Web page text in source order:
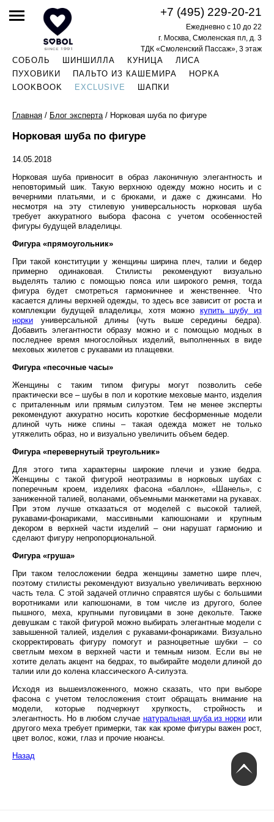
СОБОЛЬ ШИНШИЛЛА КУНИЦА
ЛИСА
ПУХОВИКИ
ПАЛЬТО ИЗ КАШЕМИРА
НОРКА
LOOKBOOK
EXCLUSIVE ШАПКИ
+7 (495) 229-20-21
Ежедневно с 10 до 22
г. Москва, Смоленская пл, д. 3
ТДК «Смоленский Пассаж», 3 этаж
Главная / Блог эксперта / Норковая шуба по фигуре
Норковая шуба по фигуре
14.05.2018
Норковая шуба привносит в образ лаконичную элегантность и
неповторимый шик. Такую верхнюю одежду можно носить и с
вечерними платьями, и с брюками, и даже с джинсами. Но
несмотря на эту стилевую универсальность норковая шуба
требует аккуратного выбора фасона с учетом особенностей
фигуры будущей владелицы.
Фигура «прямоугольник»
При такой конституции у женщины ширина плеч, талии и бедер
примерно одинаковая. Стилисты рекомендуют визуально
выделять талию с помощью пояса или широкого ремня, тогда
фигура будет смотреться гармоничнее и женственнее. Что
касается длины верхней одежды, то здесь все зависит от роста и
комплекции будущей владелицы, хотя можно купить шубу из
норки универсальной длины (чуть выше середины бедра).
Добавить элегантности образу можно и с помощью модных в
последнее время многослойных изделий, выполненных в виде
меховых жилетов с рукавами из плащевки.
Фигура «песочные часы»
Женщины с таким типом фигуры могут позволить себе
практически все – шубы в пол и короткие меховые манто, изделия
с приталенным или прямым силуэтом. Тем не менее эксперты
рекомендуют аккуратно носить короткие бесформенные модели
длиной чуть ниже спины – такая одежда может не только
утяжелить образ, но и визуально увеличить объем бедер.
Фигура «перевернутый треугольник»
Для этого типа характерны широкие плечи и узкие бедра.
Женщины с такой фигурой неотразимы в норковых шубах с
поперечным кроем, изделиях фасона «баллон», «Шанель», с
заниженной талией, воланами, объемными манжетами на рукавах.
При этом лучше отказаться от моделей с высокой талией,
рукавами-фонариками, массивными капюшонами и крупным
декором в верхней части изделий – они нарушат гармонию и
сделают фигуру непропорциональной.
Фигура «груша»
При таком телосложении бедра женщины заметно шире плеч,
поэтому стилисты рекомендуют визуально увеличивать верхнюю
часть тела. С этой задачей отлично справятся шубы с большими
воротниками или капюшонами, в том числе из другого, более
пышного, меха, крупными пуговицами в зоне декольте. Также
девушкам с такой фигурой можно выбирать элегантные модели с
завышенной талией, изделия с рукавами-фонариками. Визуально
скорректировать фигуру помогут и разноцветные шубки – со
светлым мехом в верхней части и темным низом. Если вы не
хотите делать акцент на бедрах, то выбирайте модели длиной до
талии или до колена классического А-силуэта.
Исходя из вышеизложенного, можно сказать, что при выборе
фасона с учетом телосложения стоит обращать внимание на
модели, которые подчеркнут хрупкость, стройность и
элегантность. Но в любом случае натуральная шуба из норкиили
другого меха требует примерки, так как кроме фигуры важен рост,
цвет волос, кожи, глаз и прочие нюансы.
Назад